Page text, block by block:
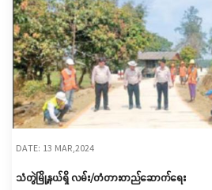
DATE: 13 MAR,2024
သံတွဲမြို့နယ်ရှိ လမ်း/တံတားတည်ဆောက်ရေး